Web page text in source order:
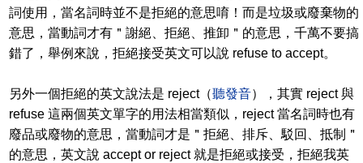
詞使用，當名詞時並不是拒絕的意思唷！而是垃圾或廢棄物的
意思，當動詞才有＂謝絕、拒絕、推卸＂的意思，千萬不要搞
錯了，舉例來說，拒絕接受英文可以說 refuse to accept。
另外一個拒絕的英文說法是 reject（聽發音），其實 reject 與
refuse 這兩個英文單字的用法相當類似，reject 當名詞時也有
廢品或廢物的意思，當動詞才是＂拒絕、排斥、駁回、抵制＂
的意思，英文說 accept or reject 就是拒絕或接受，拒絕我英